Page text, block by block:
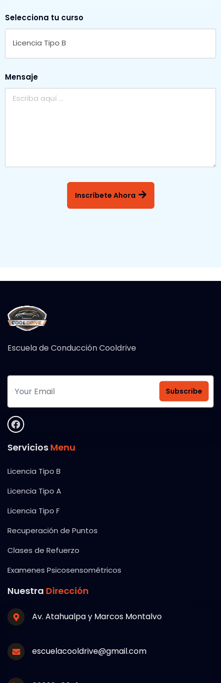
Selecciona tu curso
Licencia Tipo B
Mensaje
Inscríbete Ahora
Escuela de Conducción Cooldrive
Subscribe
Servicios Menu
Licencia Tipo B
Licencia Tipo A
Licencia Tipo F
Recuperación de Puntos
Clases de Refuerzo
Examenes Psicosensométricos
Nuestra Dirección
Av. Atahualpa y Marcos Montalvo
escuelacooldrive@gmail.com